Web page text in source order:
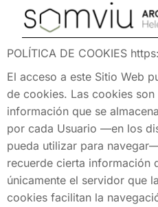
POLÍTICA DE COOKIES
El acceso a este Sitio Web
de cookies. Las cookies
información que se
por cada Usuario —en los
pueda utilizar para
recuerde cierta información
únicamente el servidor que
cookies facilitan la